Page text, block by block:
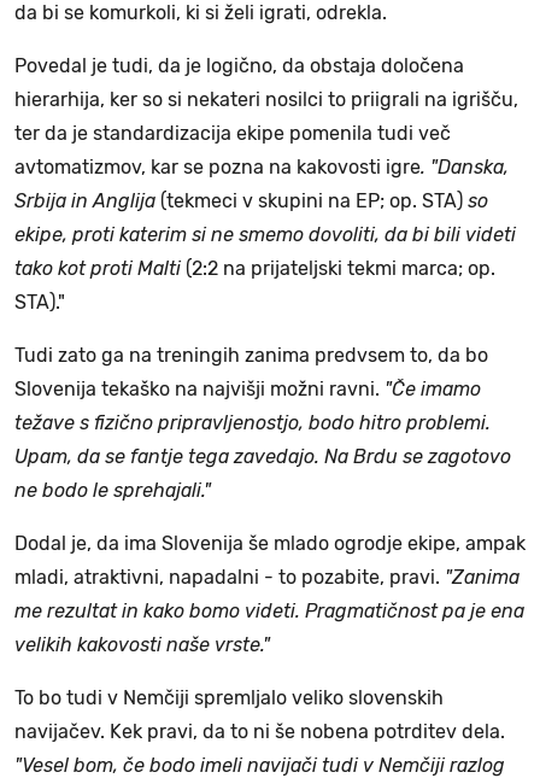
da bi se komurkoli, ki si želi igrati, odrekla.
Povedal je tudi, da je logično, da obstaja določena
hierarhija, ker so si nekateri nosilci to priigrali na igrišču,
ter da je standardizacija ekipe pomenila tudi več
avtomatizmov, kar se pozna na kakovosti igre. "Danska,
Srbija in Anglija (tekmeci v skupini na EP; op. STA) so
ekipe, proti katerim si ne smemo dovoliti, da bi bili videti
tako kot proti Malti (2:2 na prijateljski tekmi marca; op.
STA)."
Tudi zato ga na treningih zanima predvsem to, da bo
Slovenija tekaško na najvišji možni ravni. "Če imamo
težave s fizično pripravljenostjo, bodo hitro problemi.
Upam, da se fantje tega zavedajo. Na Brdu se zagotovo
ne bodo le sprehajali."
Dodal je, da ima Slovenija še mlado ogrodje ekipe, ampak
mladi, atraktivni, napadalni - to pozabite, pravi. "Zanima
me rezultat in kako bomo videti. Pragmatičnost pa je ena
velikih kakovosti naše vrste."
To bo tudi v Nemčiji spremljalo veliko slovenskih
navijačev. Kek pravi, da to ni še nobena potrditev dela.
"Vesel bom, če bodo imeli navijači tudi v Nemčiji razlog